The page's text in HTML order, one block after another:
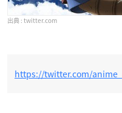
twitter.com
https://twitter.com/